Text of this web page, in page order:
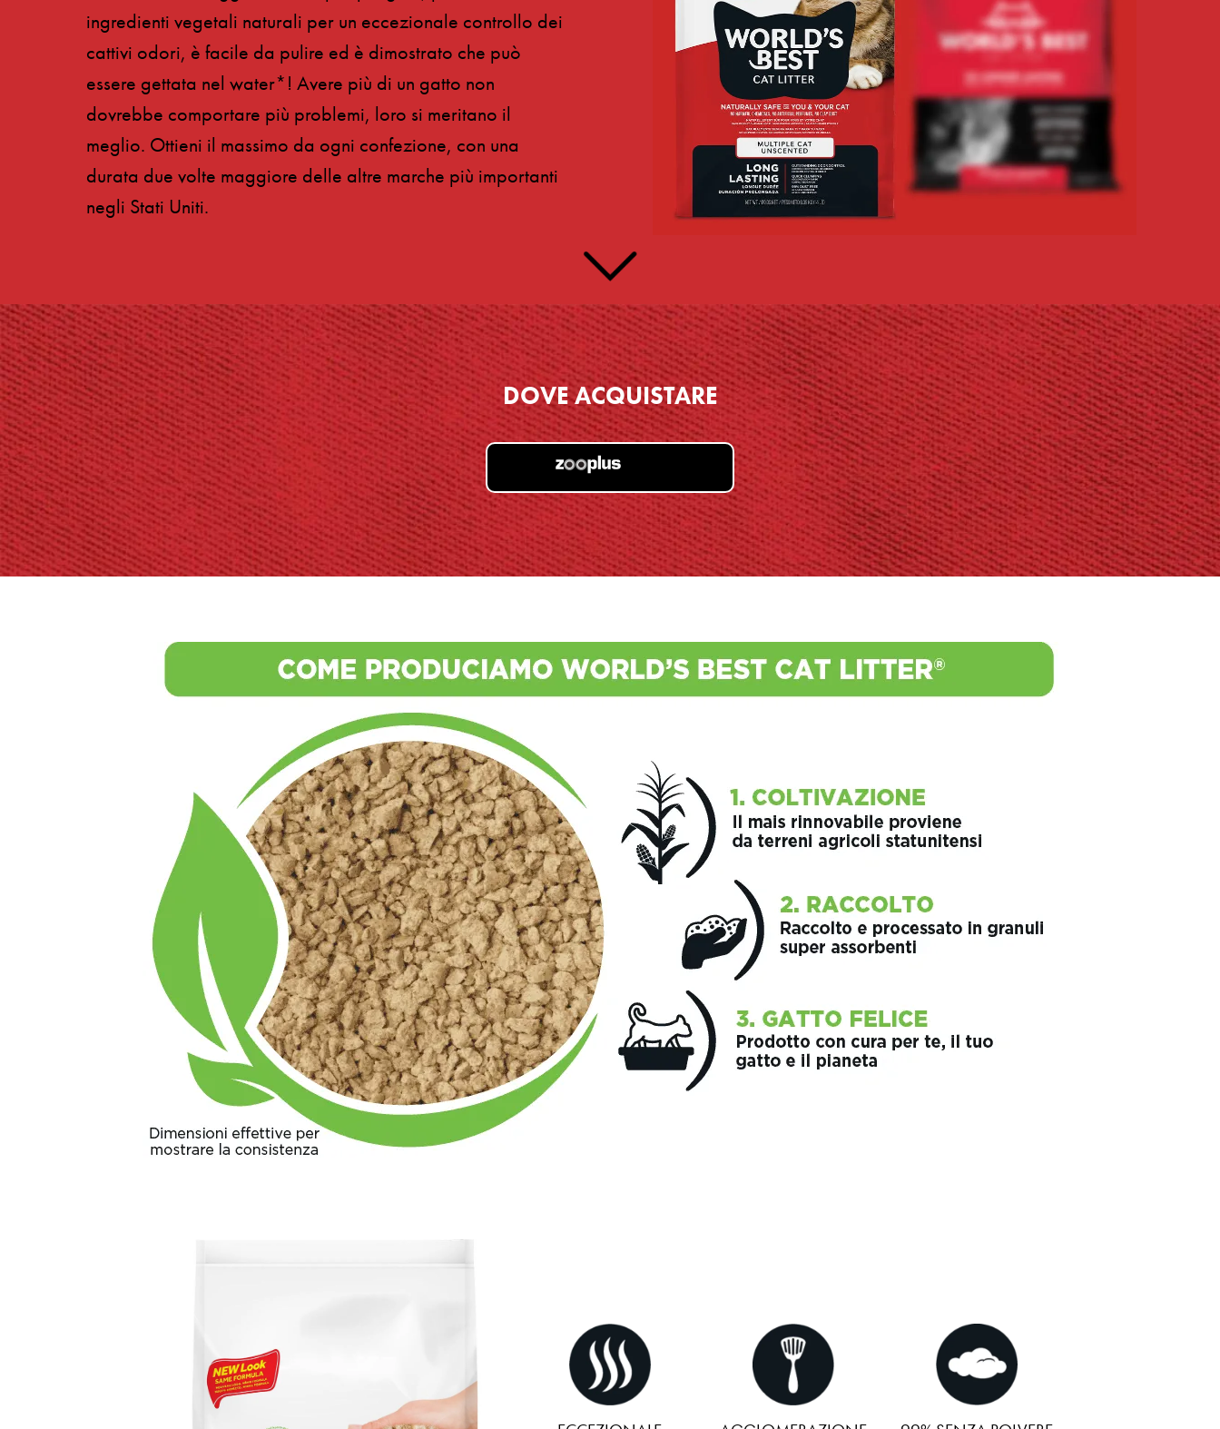
ingredienti vegetali naturali per un eccezionale controllo dei
cattivi odori, è facile da pulire ed è dimostrato che può
essere gettata nel water*! Avere più di un gatto non
dovrebbe comportare più problemi, loro si meritano il
meglio. Ottieni il massimo da ogni confezione, con una
durata due volte maggiore delle altre marche più importanti
negli Stati Uniti.
DOVE ACQUISTARE